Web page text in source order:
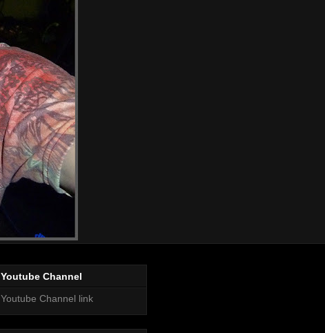
Youtube Channel
Youtube Channel link